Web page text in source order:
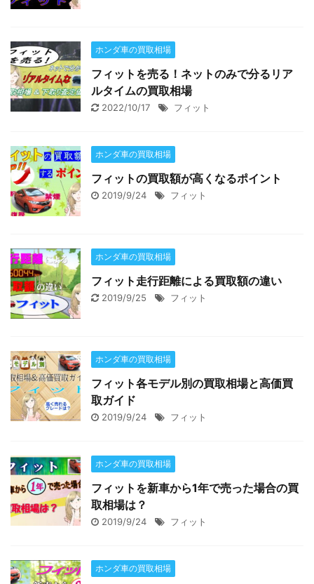
ホンダ車の買取相場
フィットを売る！ネットのみで分るリア
ルタイムの買取相場
2022/10/17 フィット
ホンダ車の買取相場
フィットの買取額が高くなるポイント
2019/9/24 フィット
ホンダ車の買取相場
フィット走行距離による買取額の違い
2019/9/25 フィット
ホンダ車の買取相場
フィット各モデル別の買取相場と高価買
取ガイド
2019/9/24 フィット
ホンダ車の買取相場
フィットを新車から1年で売った場合の買
取相場は？
2019/9/24 フィット
ホンダ車の買取相場